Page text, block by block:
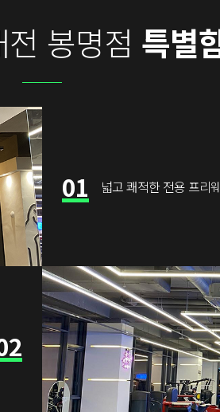
봉명점 특별
01 넓고 쾌적한 전용 프리